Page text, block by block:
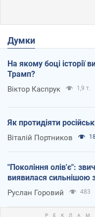
Думки
На якому боці історії
Трамп?
Віктор Каспрук 1,9 т.
Як протидіяти
Віталій Портников
"Покоління олів'є":
виявилася сильнішою
Руслан Горовий 483